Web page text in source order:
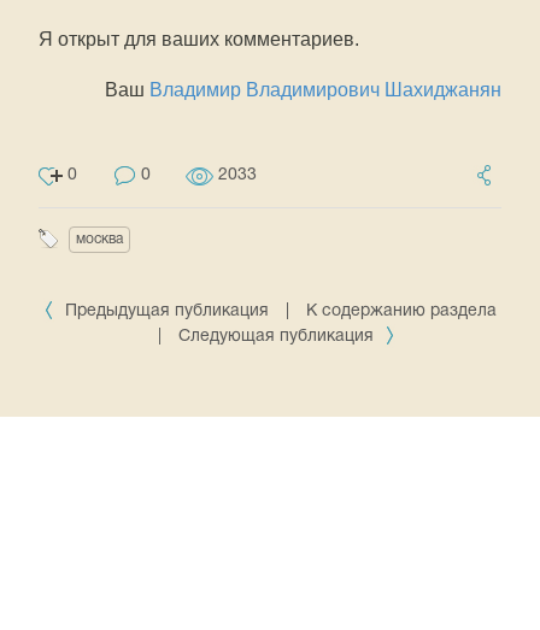
Я открыт для ваших комментариев.
Ваш Владимир Владимирович Шахиджанян
0 0 2033
москва
Предыдущая публикация
К содержанию раздела
Следующая публикация